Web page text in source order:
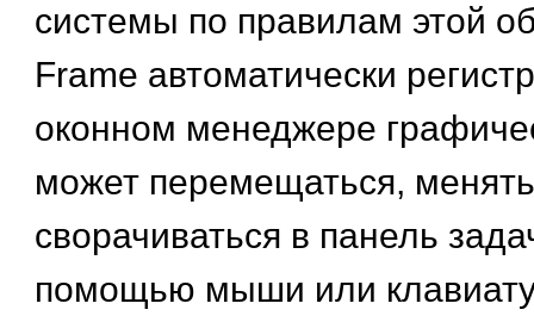
системы по правилам этой
Frame автоматически
оконном менеджере
может перемещаться,
сворачиваться в панель
помощью мыши или